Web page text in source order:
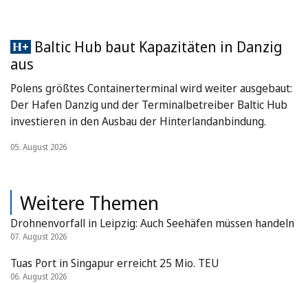
Baltic Hub baut Kapazitäten in Danzig
aus
Polens größtes Containerterminal wird weiter ausgebaut:
Der Hafen Danzig und der Terminalbetreiber Baltic Hub
investieren in den Ausbau der Hinterlandanbindung.
05. August 2026
Weitere Themen
Drohnenvorfall in Leipzig: Auch Seehäfen müssen handeln
07. August 2026
Tuas Port in Singapur erreicht 25 Mio. TEU
06. August 2026